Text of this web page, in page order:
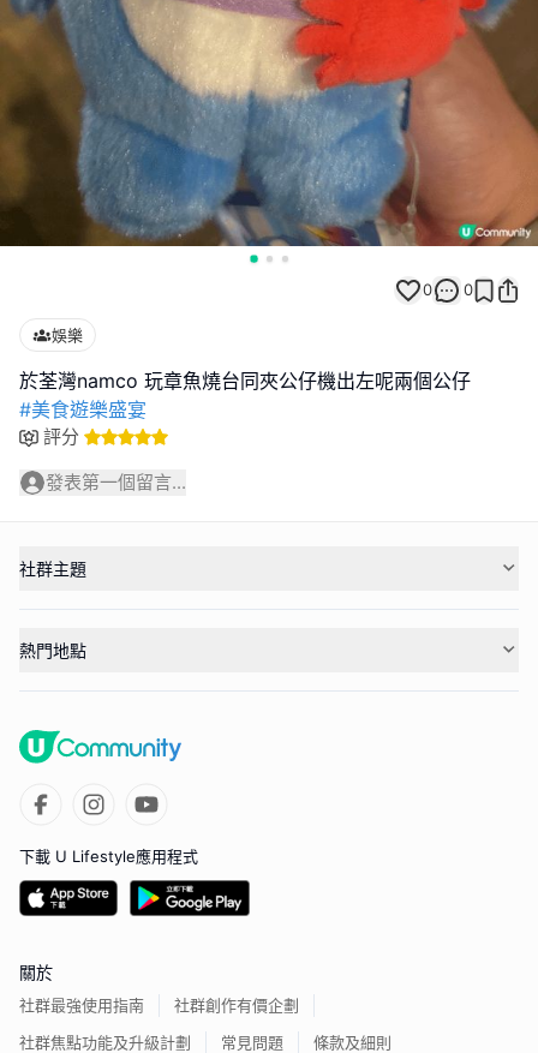
0 0
娛樂
#美食遊樂盛宴
評分
發表第一個留言...
社群主題
熱門地點
下載 U Lifestyle應用程式
關於
社群最強使用指南
社群創作有價企劃
社群焦點功能及升級計劃
常見問題 條款及細則